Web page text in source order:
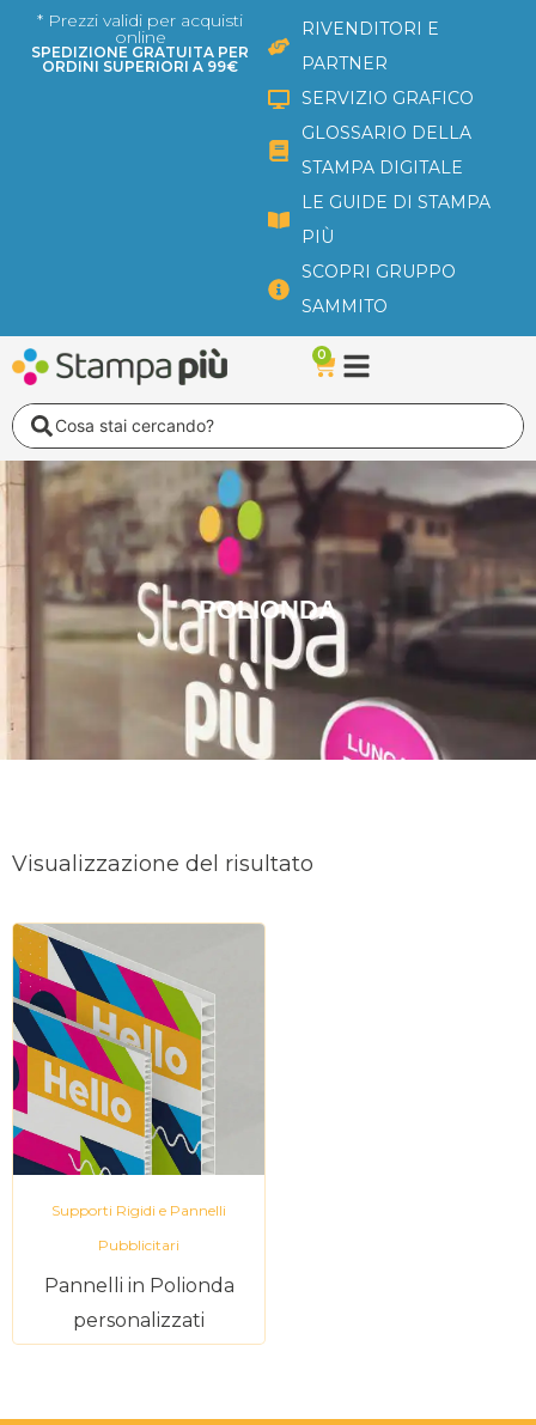
* Prezzi validi per acquisti
online
SPEDIZIONE GRATUITA PER
ORDINI SUPERIORI A 99€
RIVENDITORI E
PARTNER
SERVIZIO GRAFICO
GLOSSARIO DELLA
STAMPA DIGITALE
LE GUIDE DI STAMPA
PIÙ
SCOPRI GRUPPO
SAMMITO
0
Carrello
Search
...
POLIONDA
Visualizzazione del risultato
Supporti Rigidi e Pannelli
Pubblicitari
Pannelli in Polionda
personalizzati